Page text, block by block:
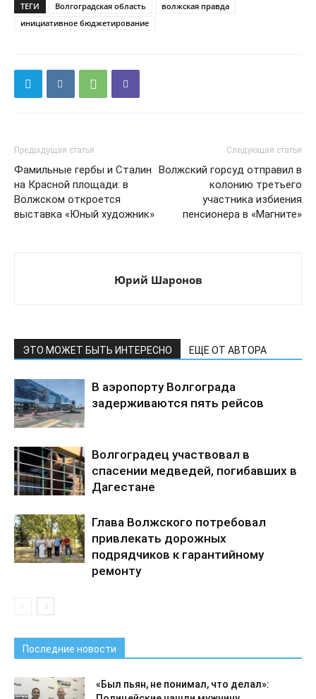
ТЕГИ Волгоградская область
волжская правда
инициативное бюджетирование
Предыдущая статья
Фамильные гербы и Сталин
на Красной площади: в
Волжском откроется
выставка «Юный художник»
Следующая статья
Волжский горсуд отправил в
колонию третьего
участника избиения
пенсионера в «Магните»
Юрий Шаронов
ЭТО МОЖЕТ БЫТЬ ИНТЕРЕСНО ЕЩЕ ОТ АВТОРА
В аэропорту Волгограда
задерживаются пять рейсов
Волгоградец участвовал в
спасении медведей, погибавших в
Дагестане
Глава Волжского потребовал
привлекать дорожных
подрядчиков к гарантийному
ремонту
Последние новости
«Был пьян, не понимал, что делал»: